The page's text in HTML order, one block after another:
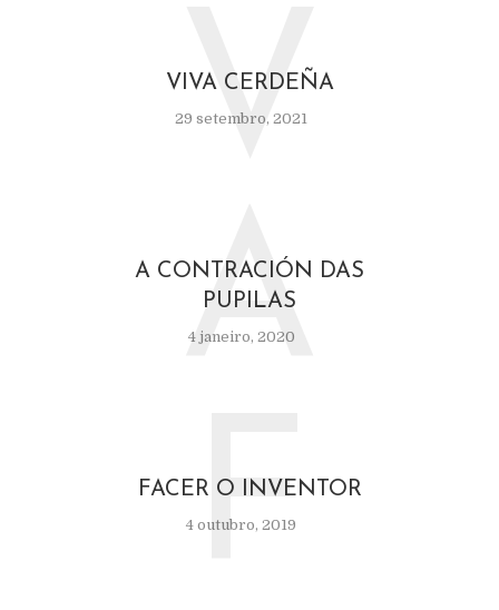
VIVA CERDEÑA
29 setembro, 2021
V
A CONTRACIÓN DAS
PUPILAS
4 janeiro, 2020
A
FACER O INVENTOR
4 outubro, 2019
F